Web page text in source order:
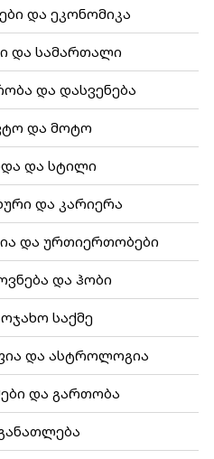
და ეკონომიკა
და სამართალი
და დასვენება
და მოტო
და სტილი
და კარიერა
და ურთიერთობები
და ჰობი
საქმე
და ასტროლოგია
და გართობა